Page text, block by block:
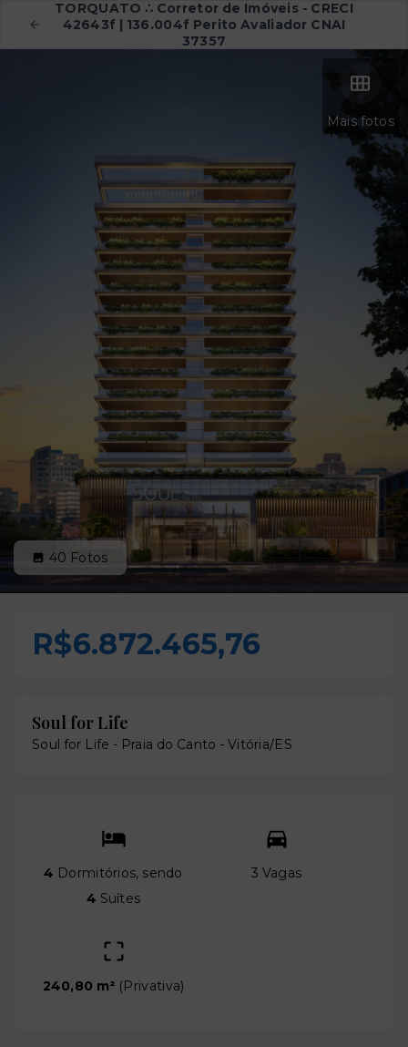
TORQUATO ∴ Corretor de Imóveis - CRECI
42643f | 136.004f Perito Avaliador CNAI
37357
Mais fotos
40 Fotos
R$6.872.465,76
Soul for Life
Soul for Life - Praia do Canto - Vitória/ES
4 Dormitórios, sendo
4 Suítes
3 Vagas
240,80 m² (Privativa)